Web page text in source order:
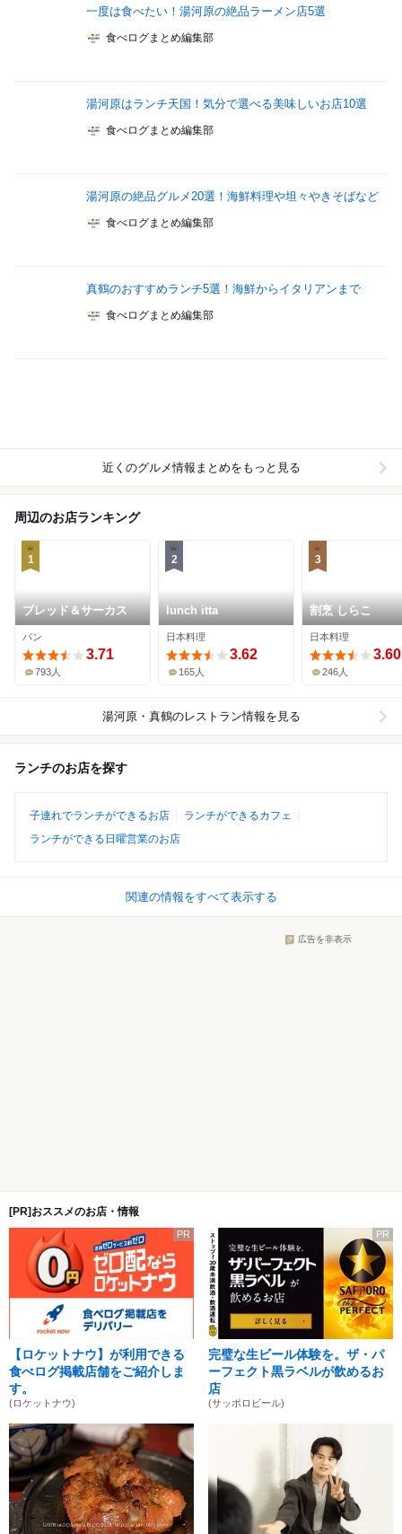
一度は食べたい！湯河原の絶品ラーメン店5選
食べログまとめ編集部
湯河原はランチ天国！気分で選べる美味しいお店10選
食べログまとめ編集部
湯河原の絶品グルメ20選！海鮮料理や坦々やきそばなど
食べログまとめ編集部
真鶴のおすすめランチ5選！海鮮からイタリアンまで
食べログまとめ編集部
近くのグルメ情報まとめをもっと見る
周辺のお店ランキング
1
ブレッド＆サーカス
パン
3.71
793人
2
lunch itta
日本料理
3.62
165人
3
割烹 しらこ
日本料理
3.60
246人
湯河原・真鶴のレストラン情報を見る
ランチのお店を探す
子連れでランチができるお店
ランチができるカフェ
ランチができる日曜営業のお店
関連の情報をすべて表示する
広告を非表示
[PR]おススメのお店・情報
PR
【ロケットナウ】が利用できる
食べログ掲載店舗をご紹介しま
す。
(ロケットナウ)
PR
完璧な生ビール体験を。ザ・パ
ーフェクト黒ラベルが飲めるお
店
(サッポロビール)